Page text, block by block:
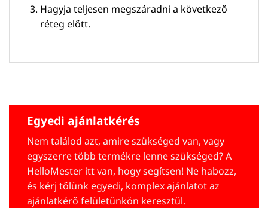
Hagyja teljesen megszáradni a következő
réteg előtt.
Egyedi ajánlatkérés
Nem találod azt, amire szükséged van, vagy
egyszerre több termékre lenne szükséged? A
HelloMester itt van, hogy segítsen! Ne habozz,
és kérj tőlünk egyedi, komplex ajánlatot az
ajánlatkérő felületünkön keresztül.